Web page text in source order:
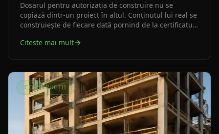
Dosarul pentru autorizația de construire nu se
copiază dintr-un proiect în altul. Conținutul lui real se
construiește de fiecare dată pornind de la certificatul
la tipul lucrării.
Citeste mai mult
CONSTRUCȚII